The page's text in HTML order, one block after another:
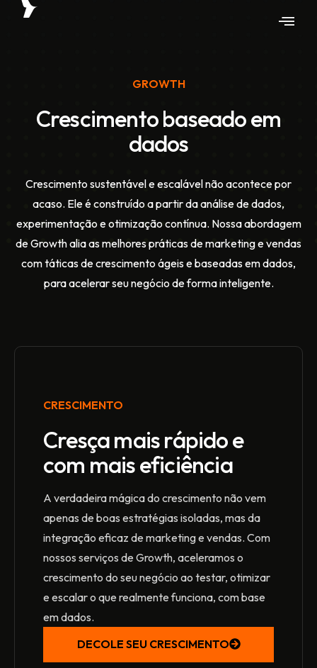
GROWTH
Crescimento baseado em
dados
Crescimento sustentável e escalável não acontece por
acaso. Ele é construído a partir da análise de dados,
experimentação e otimização contínua. Nossa abordagem
de Growth alia as melhores práticas de marketing e vendas
com táticas de crescimento ágeis e baseadas em dados,
para acelerar seu negócio de forma inteligente.
CRESCIMENTO
Cresça mais rápido e
com mais eficiência
A verdadeira mágica do crescimento não vem
apenas de boas estratégias isoladas, mas da
integração eficaz de marketing e vendas. Com
nossos serviços de Growth, aceleramos o
crescimento do seu negócio ao testar, otimizar
e escalar o que realmente funciona, com base
em dados.
DECOLE SEU CRESCIMENTO